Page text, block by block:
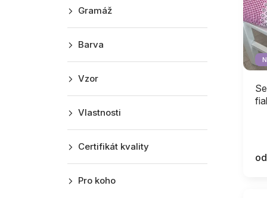
Barva
Gramáž
Vzor
Vlastnosti
Certifikát kvality
Pro koho
d
u
k
t
ů
o
d
u
od